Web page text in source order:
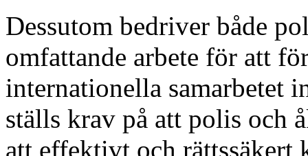
Dessutom bedriver både
omfattande arbete för att
internationella samarbetet
ställs krav på att polis och
att effektivt och rättssäkert